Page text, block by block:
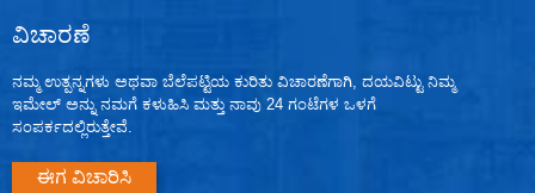
ವಿಚಾರಣೆ
ನಮ್ಮ ಉತ್ಪನ್ನಗಳು ಅಥವಾ ಬೆಲೆಪಟ್ಟಿಯ ಕುರಿತು ವಿಚಾರಣೆಗಾಗಿ, ದಯವಿಟ್ಟು ನಿಮ್ಮ
ಇಮೇಲ್ ಅನ್ನು ನಮಗೆ ಕಳುಹಿಸಿ ಮತ್ತು ನಾವು 24 ಗಂಟೆಗಳ ಒಳಗೆ
ಸಂಪರ್ಕದಲ್ಲಿರುತ್ತೇವೆ.
ಈಗ ವಿಚಾರಿಸಿ